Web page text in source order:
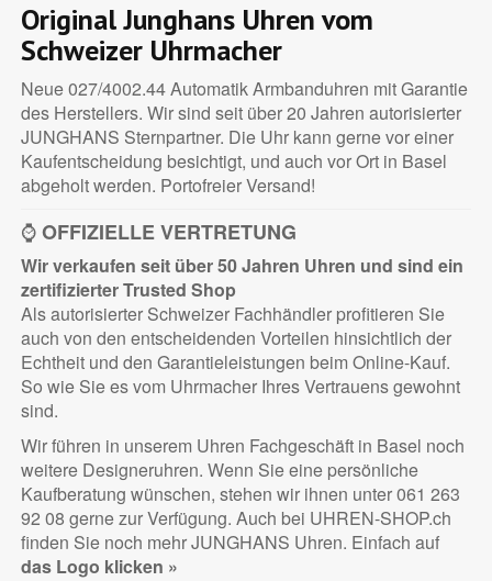
Original Junghans Uhren vom
Schweizer Uhrmacher
Neue 027/4002.44 Automatik Armbanduhren mit Garantie
des Herstellers. Wir sind seit über 20 Jahren autorisierter
JUNGHANS Sternpartner. Die Uhr kann gerne vor einer
Kaufentscheidung besichtigt, und auch vor Ort in Basel
abgeholt werden. Portofreier Versand!
⌚OFFIZIELLE VERTRETUNG
Wir verkaufen seit über 50 Jahren Uhren und sind ein
zertifizierterTrusted Shop
Als autorisierter Schweizer Fachhändler profitieren Sie
auch von den entscheidenden Vorteilen hinsichtlich der
Echtheit und den Garantieleistungen beim Online-Kauf.
So wie Sie es vom Uhrmacher Ihres Vertrauens gewohnt
sind.
Wir führen in unserem Uhren Fachgeschäft in Basel noch
weitere Designeruhren. Wenn Sie eine persönliche
Kaufberatung wünschen, stehen wir ihnen unter 061 263
92 08 gerne zur Verfügung. Auch bei UHREN-SHOP.ch
finden Sie noch mehr JUNGHANS Uhren. Einfach auf
das Logo klicken »